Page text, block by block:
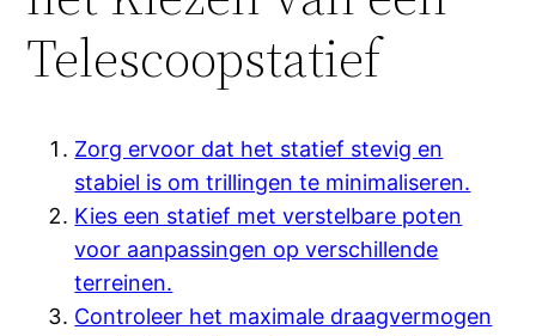
Telescoopstatief
Zorg ervoor dat het statief stevig en
stabiel is om trillingen te minimaliseren.
Kies een statief met verstelbare poten
voor aanpassingen op verschillende
terreinen.
Controleer het maximale draagvermogen